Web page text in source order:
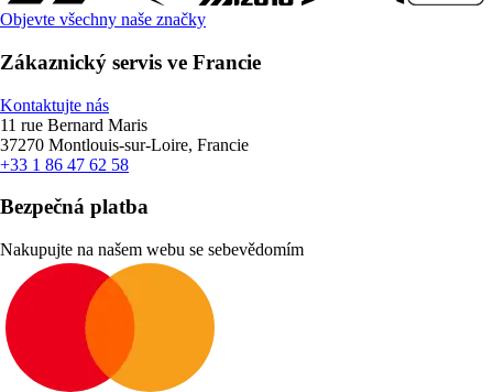
Objevte všechny naše značky
Zákaznický servis ve Francie
Kontaktujte nás
11 rue Bernard Maris
37270 Montlouis-sur-Loire, Francie
+33 1 86 47 62 58
Bezpečná platba
Nakupujte na našem webu se sebevědomím